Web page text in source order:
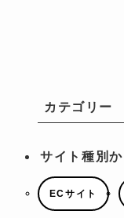
カテゴリー
サイト種別
ECサイト